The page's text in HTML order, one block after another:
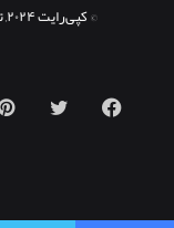
© کپی‌رایت ۲۰۲۴, تمامی حقوق برای پارس مورگیج محفوظ میباشد
فیس
توییتر